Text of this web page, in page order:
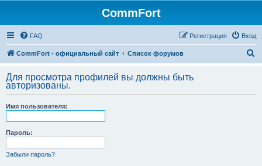
CommFort
FAQ Вход
Регистрация
CommFort - официальный сайт Список форумов
с
Для просмотра профилей вы должны быть
авторизованы.
Имя пользователя:
Пароль:
Забыли пароль?